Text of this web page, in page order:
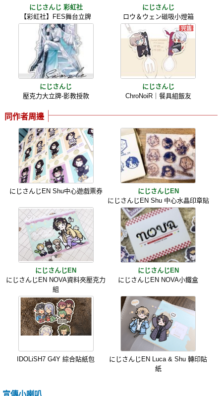
にじさんじ 彩虹社
【彩虹社】FES舞台立牌
にじさんじ
ロウ＆ウェン磁吸小燈箱
にじさんじ
壓克力大立牌-影教授款
にじさんじ
ChroNoiR｜餐具組飯友
同作者周邊
にじさんじEN Shu中心遊戲票券
にじさんじEN
にじさんじEN Shu 中心水晶印章貼
にじさんじEN
にじさんじEN NOVA資料夾壓克力
組
にじさんじEN
にじさんじEN NOVA小鐵盒
IDOLiSH7 G4Y 綜合貼紙包
にじさんじEN Luca & Shu 轉印貼
紙
宣傳小喇叭